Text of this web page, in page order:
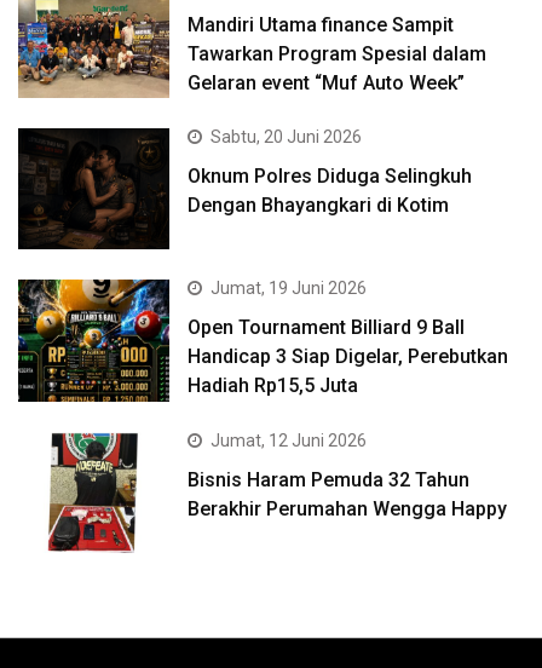
Mandiri Utama finance Sampit
Tawarkan Program Spesial dalam
Gelaran event “Muf Auto Week”
Sabtu, 20 Juni 2026
Oknum Polres Diduga Selingkuh
Dengan Bhayangkari di Kotim
Jumat, 19 Juni 2026
Open Tournament Billiard 9 Ball
Handicap 3 Siap Digelar, Perebutkan
Hadiah Rp15,5 Juta
Jumat, 12 Juni 2026
Bisnis Haram Pemuda 32 Tahun
Berakhir Perumahan Wengga Happy